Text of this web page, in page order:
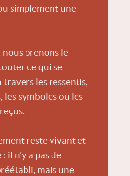
simplement une
nous prenons le
ce qui se
travers les ressentis,
les symboles ou les
reste vivant et
il n'y a pas de
mais une